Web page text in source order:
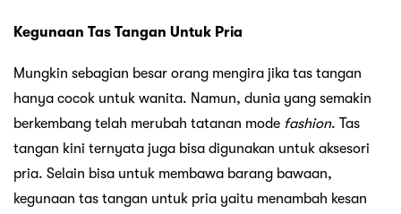
Kegunaan Tas Tangan Untuk Pria
Mungkin sebagian besar orang mengira jika tas tangan
hanya cocok untuk wanita. Namun, dunia yang semakin
berkembang telah merubah tatanan mode fashion. Tas
tangan kini ternyata juga bisa digunakan untuk aksesori
pria. Selain bisa untuk membawa barang bawaan,
kegunaan tas tangan untuk pria yaitu menambah kesan